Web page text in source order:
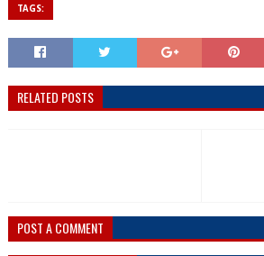
TAGS:
RELATED POSTS
POST A COMMENT